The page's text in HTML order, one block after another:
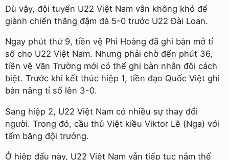
Dù vậy, đội tuyển U22 Việt Nam vẫn không khó để
giành chiến thắng đậm đà 5-0 trước U22 Đài Loan.
Ngay phút thứ 9, tiền vệ Phi Hoàng đã ghi bàn mở tỉ
số cho U22 Việt Nam. Nhưng phải chờ đến phút 36,
tiền vệ Văn Trường mới có thể ghi bàn nhân đôi cách
biệt. Trước khi kết thúc hiệp 1, tiền đạo Quốc Việt ghi
bàn nâng tỉ số lên 3-0.
Sang hiệp 2, U22 Việt Nam có nhiều sự thay đổi
người. Trong đó, cầu thủ Việt kiều Viktor Lê (Nga) với
tấm băng đội trưởng.
Ở hiệp đấu này, U22 Việt Nam vẫn tiếp tục nắm thế